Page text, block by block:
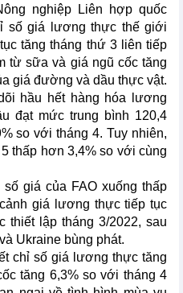
nghiệp Liên hợp quốc
số giá lương thực thế giới
tăng tháng thứ 3 liên tiếp
từ sữa và giá ngũ cốc tăng
giá đường và dầu thực vật.
hầu hết hàng hóa lương
đạt mức trung bình 120,4
so với tháng 4. Tuy nhiên,
thấp hơn 3,4% so với cùng
giá của FAO xuống thấp
giá lương thực tiếp tục
lập tháng 3/2022, sau
Ukraine bùng phát.
chỉ số giá lương thực tăng
tăng 6,3% so với tháng 4